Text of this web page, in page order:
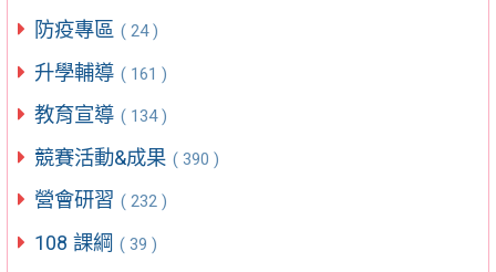
防疫專區 ( 24 )
升學輔導 ( 161 )
教育宣導 ( 134 )
競賽活動&成果 ( 390 )
營會研習 ( 232 )
108 課綱 ( 39 )